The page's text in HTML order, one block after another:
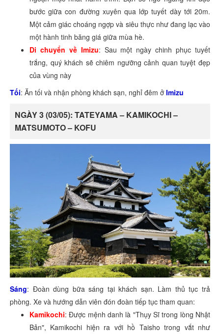
bước giữa con đường xuyên qua lớp tuyết dày tới 20m.
Một cảm giác choáng ngợp và siêu thực như đang lạc vào
một hành tinh băng giá giữa mùa hè.
Di chuyển về Imizu: Sau một ngày chinh phục tuyết
trắng, quý khách sẽ chiêm ngưỡng cảnh quan tuyệt đẹp
của vùng này
Tối: Ăn tối và nhận phòng khách sạn, nghỉ đêm ở Imizu
NGÀY 3 (03/05): TATEYAMA – KAMIKOCHI –
MATSUMOTO – KOFU
Sáng: Đoàn dùng bữa sáng tại khách sạn. Làm thủ tục trả
phòng. Xe và hướng dẫn viên đón đoàn tiếp tục tham quan:
Kamikochi: Được mệnh danh là "Thụy Sĩ trong lòng Nhật
Bản", Kamikochi hiện ra với hồ Taisho trong vắt như